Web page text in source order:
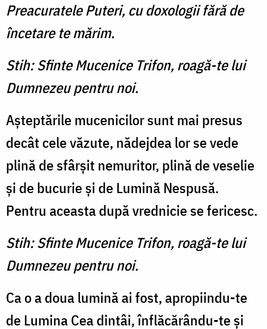
Preacuratele Puteri, cu doxologii fără de
încetare te mărim.
Stih: Sfinte Mucenice Trifon, roagă-te lui
Dumnezeu pentru noi.
Aşteptările mucenicilor sunt mai presus
decât cele văzute, nădejdea lor se vede
plină de sfârşit nemuritor, plină de veselie
şi de bucurie şi de Lumină Nespusă.
Pentru aceasta după vrednicie se fericesc.
Stih: Sfinte Mucenice Trifon, roagă-te lui
Dumnezeu pentru noi.
Ca o a doua lumină ai fost, apropiindu-te
de Lumina Cea dintâi, înflăcărându-te şi